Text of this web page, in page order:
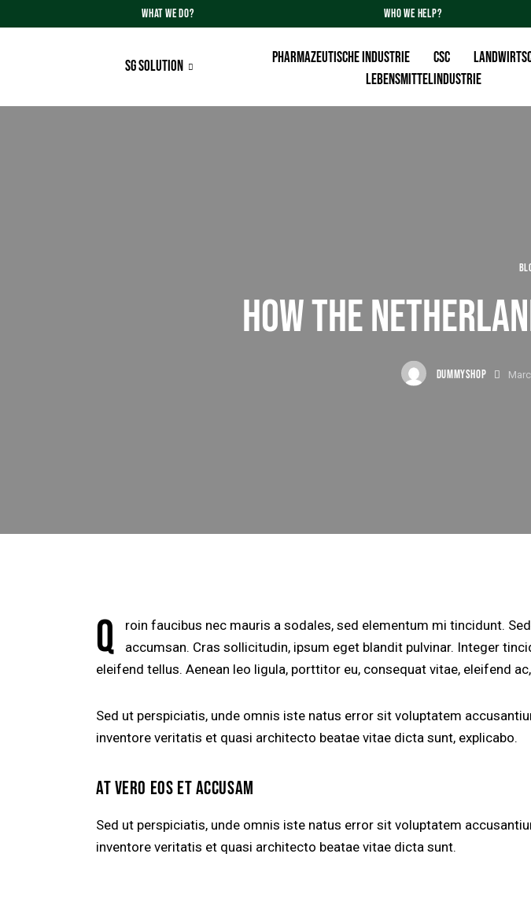
WHAT WE DO? WHO WE HELP?
SG SOLUTION PHARMAZEUTISCHE INDUSTRIE CSC
Lebensmittelindustrie
HOW THE
DUMMYSHOP
Q
roin faucibus nec mauris a sodales, sed elementum mi tincidunt.
accumsan. Cras sollicitudin, ipsum eget blandit pulvinar. Integer
eleifend tellus. Aenean leo ligula, porttitor eu, consequat vitae, eleifend
Sed ut perspiciatis, unde omnis iste natus error sit voluptatem
inventore veritatis et quasi architecto beatae vitae dicta sunt, explicabo.
AT VERO EOS ET ACCUSAM
Sed ut perspiciatis, unde omnis iste natus error sit voluptatem
inventore veritatis et quasi architecto beatae vitae dicta sunt.